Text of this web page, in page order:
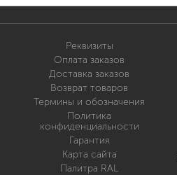
Реквизиты
Оплата заказов
Доставка заказов
Возврат товаров
Термины и обозначения
Политика
конфиденциальности
Гарантия
Карта сайта
Палитра RAL